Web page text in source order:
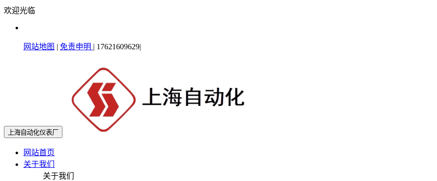
欢迎光临
网站地图 | 免责申明 | 17621609629|
上海自动化仪表厂
网站首页
关于我们
关于我们